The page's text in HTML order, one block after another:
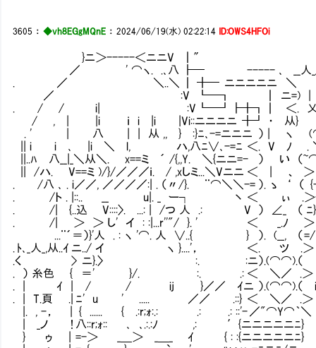
3605 ：◆vh8EGgMQnE ：2024/06/19(水) 02:22:14 ID:OWS4HFOi
}ニ＞-----＜ニニV ┃″
／ ' ⌒ヽ. .､八 ┣━ ----- ､ __人_/＼／
. ／ ＼..＼ ┃ ╋━ ニニニニニ ＼
／ :V ┗━┓ ┃ ニ=) | ヽ （
. / / i| :V ┗━┛┣╋┓┃ ＜. 乂_, ノ ＼
/ , | |i ｉ i |i |Vi::ニニニニ ╋┛ ・ 从}
. ' | 八 | | 从 ,, } :}ﾆ､-=ニニニ ） |
|| i i ､ |i ＼ l, ハ,八ﾆ∨､-=ﾆ ＜. V ﾉ . ＼／
||..ﾊ 八__|_＼从＼. x==ミⅥ´ /{,,Y. ＼{ニニ=-
|| /ハ. V==ミ )/}/／／／ｉ. / ,xしミ...＼Vニニ ＜
. /八 ､ . i／／, ／／／／:| . （〃/}. ¨⌒＼＼-= ）. ゝ
. /ト . |::.. __ u|. _ ー┐ 丶 ＜ ぃ .＞-=ﾆ
. /| {..込 V::::〉. ...: | /つ 人 .: V ） ∠_ （ ﾆ}-=
. /| ＞ ＞ し' イ : :|...r''"/ }. ' ＜ _.ﾉ ＞ -
...¨´＝）}'人 . : ヽ '⌒. 人 ∨..{ } ）. (__, （
. ﾄ､_人_,从..ｲ ニ../ イ ヽ }....'， ＜.
.く > ニ}.〉 :. :ニ）.(⌒⌒).（
. ） 糸色 { ＝' }/. :. .: ＜ ＼
. | ｲ | / / ij }／／ ｲニ ）.(⌒⌒).
. | T.頁 .| ﾆ' u ' ..... ／／ .::} ＜ ＼／ .＞
|. , -， | { ...... { .:r;ｫ:.: .: .: ::'- ／"⌒Y⌒｀
| _ノ ! 八::r;ｫ:: ､ ､.:.:ﾉ ,: ′{ニニニ
} ゥ | =-＞ _＿＞ _＿_ ｲ { : :{ニニニ